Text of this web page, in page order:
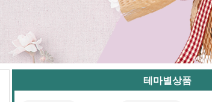
테마별상품